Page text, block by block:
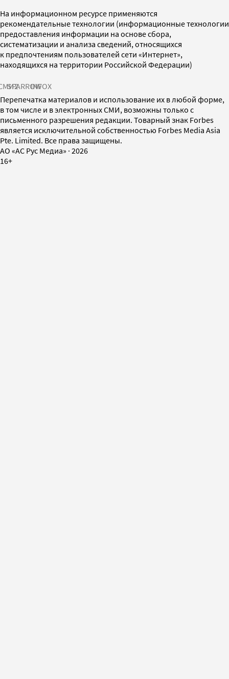
На информационном ресурсе применяются
рекомендательные технологии (информационные технологии
предоставления информации на основе сбора,
систематизации и анализа сведений, относящихся
к предпочтениям пользователей сети «Интернет»,
находящихся на территории Российской Федерации)
SPARROWINFOX
Перепечатка материалов и использование их в любой форме,
в том числе и в электронных СМИ, возможны только с
письменного разрешения редакции. Товарный знак Forbes
является исключительной собственностью Forbes Media Asia
Pte. Limited. Все права защищены.
AO «АС Рус Медиа» · 2026
16+